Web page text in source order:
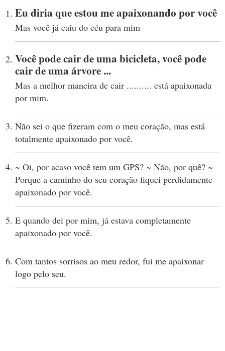
Eu diria que estou me apaixonando por você
Mas você já caiu do céu para mim
Você pode cair de uma bicicleta, você pode
cair de uma árvore ...
Mas a melhor maneira de cair .......... está apaixonada
por mim.
Não sei o que fizeram com o meu coração, mas está
totalmente apaixonado por você.
~ Oi, por acaso você tem um GPS? ~ Não, por quê? ~
Porque a caminho do seu coração fiquei perdidamente
apaixonado por você.
E quando dei por mim, já estava completamente
apaixonado por você.
Com tantos sorrisos ao meu redor, fui me apaixonar
logo pelo seu.